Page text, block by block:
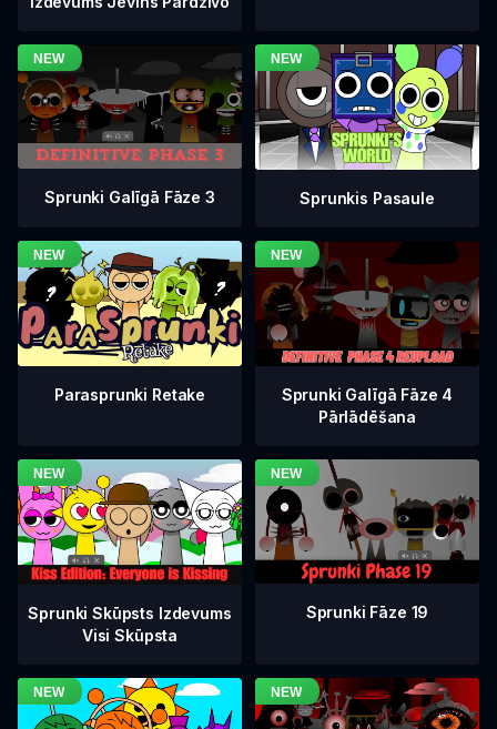
Sprunki Galīgā Fāze 3 Sprunkis Pasaule
Parasprunki Retake
Sprunki Galīgā Fāze 4
Pārlādēšana
Sprunki Skūpsts Izdevums
Visi Skūpsta
Sprunki Fāze 19